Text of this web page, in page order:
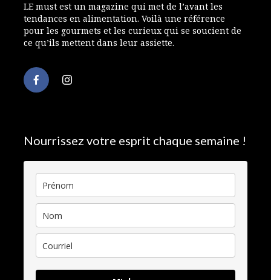
LE must est un magazine qui met de l’avant les
tendances en alimentation. Voilà une référence
pour les gourmets et les curieux qui se soucient de
ce qu’ils mettent dans leur assiette.
Nourrissez votre esprit chaque semaine !